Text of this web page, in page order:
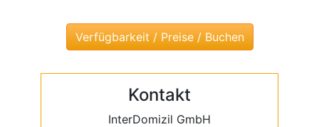
Kontakt
InterDomizil GmbH